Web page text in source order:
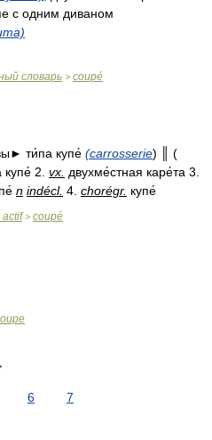
с одним диваном
словарь > coupé
ти́па купе́ (carrosserie) ║ (
2. vx. двухме́стная каре́та 3.
n indécl. 4. chorégr. купе́
actif> coupé
6 7